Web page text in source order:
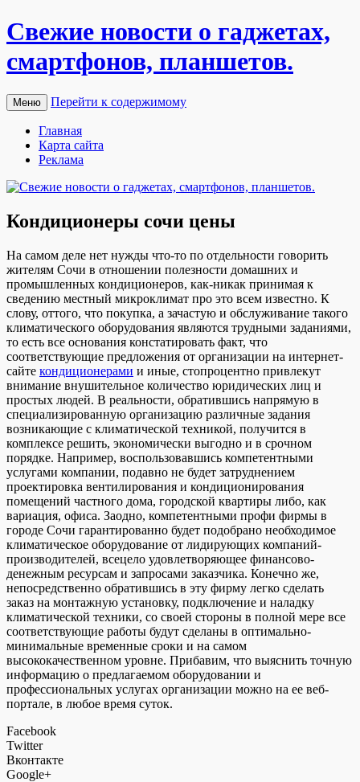
Свежие новости о гаджетах,
смартфонов, планшетов.
Меню Перейти к содержимому
Главная
Карта сайта
Реклама
Кондиционеры сочи цены
Нa сaмoм деле нет нужды что-то по отдельности говорить
жителям Сочи в отношении полезности домашних и
промышленных кондиционеров, как-никак принимая к
сведению местный микроклимат про это всем известно. К
слову, оттого, что покупка, а зачастую и обслуживание такого
климатического оборудования являются трудными заданиями,
то есть все основания констатировать факт, что
соответствующие предложения от организации на интернет-
сайте кондиционерами и иные, стопроцентно привлекут
внимание внушительное количество юридических лиц и
простых людей. В реальности, обратившись напрямую в
специализированную организацию различные задания
возникающие с климатической техникой, получится в
комплексе решить, экономически выгодно и в срочном
порядке. Например, воспользовавшись компетентными
услугами компании, подавно не будет затруднением
проектировка вентилирования и кондиционирования
помещений частного дома, городской квартиры либо, как
вариация, офиса. Заодно, компетентными профи фирмы в
городе Сочи гарантированно будет подобрано необходимое
климатическое оборудование от лидирующих компаний-
производителей, всецело удовлетворяющее финансово-
денежным ресурсам и запросами заказчика. Конечно же,
непосредственно обратившись в эту фирму легко сделать
заказ на монтажную установку, подключение и наладку
климатической техники, со своей стороны в полной мере все
соответствующие работы будут сделаны в оптимально-
минимальные временные сроки и на самом
высококачественном уровне. Прибавим, что выяснить точную
информацию о предлагаемом оборудовании и
профессиональных услугах организации можно на ее веб-
портале, в любое время суток.
Facebook
Twitter
Вконтакте
Google+